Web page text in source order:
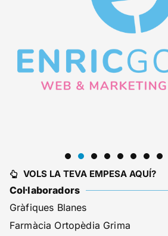
VOLS LA TEVA EMPESA AQUÍ?
Col·laboradors
Gràfiques Blanes
Farmàcia Ortopèdia Grima